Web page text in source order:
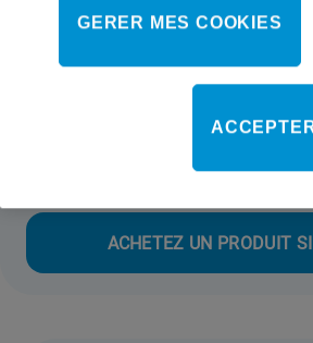
Classe énergétique
ACHETEZ UN PRODUIT
GERER MES COOKIES